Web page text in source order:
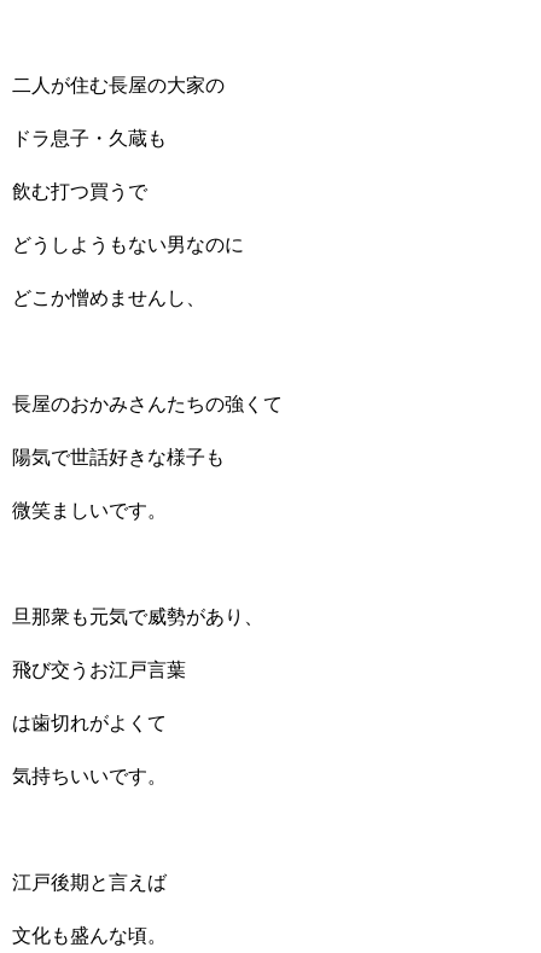
二人が住む長屋の大家の
ドラ息子・久蔵も
飲む打つ買うで
どうしようもない男なのに
どこか憎めませんし、
長屋のおかみさんたちの強くて
陽気で世話好きな様子も
微笑ましいです。
旦那衆も元気で威勢があり、
飛び交うお江戸言葉
は歯切れがよくて
気持ちいいです。
江戸後期と言えば
文化も盛んな頃。